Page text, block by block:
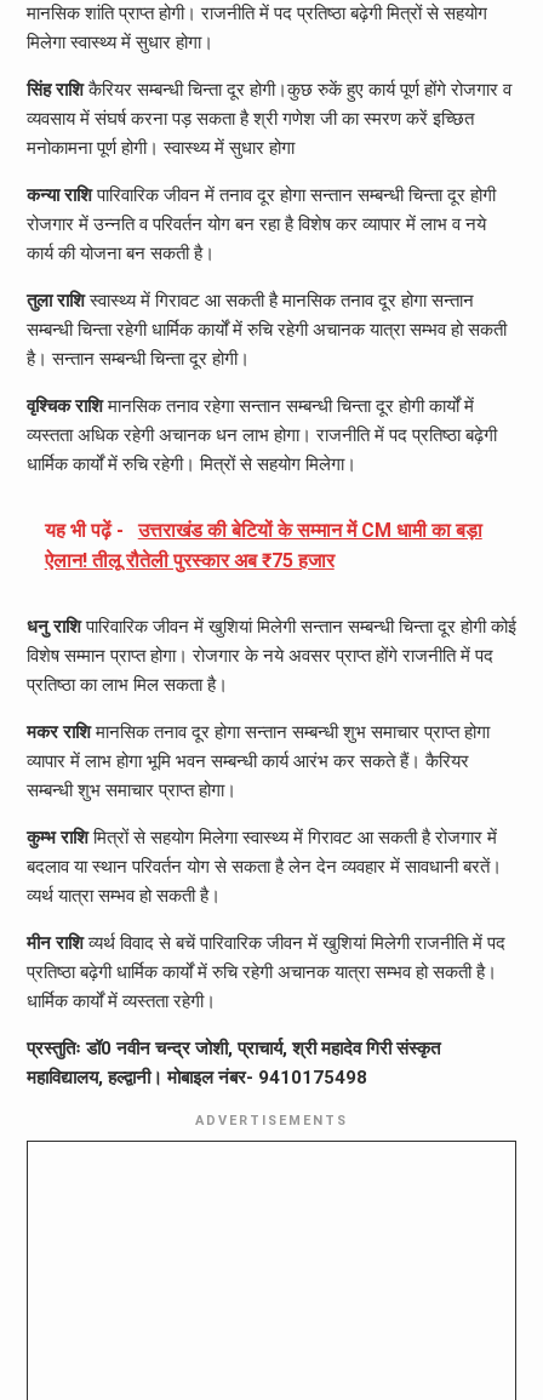
मानसिक शांति प्राप्त होगी। राजनीति में पद प्रतिष्ठा बढ़ेगी मित्रों से सहयोग
मिलेगा स्वास्थ्य में सुधार होगा।
सिंह राशिकैरियर सम्बन्धी चिन्ता दूर होगी।कुछ रुकें हुए कार्य पूर्ण होंगे रोजगार व
व्यवसाय में संघर्ष करना पड़ सकता है श्री गणेश जी का स्मरण करें इच्छित
मनोकामना पूर्ण होगी। स्वास्थ्य में सुधार होगा
कन्या राशिपारिवारिक जीवन में तनाव दूर होगा सन्तान सम्बन्धी चिन्ता दूर होगी
रोजगार में उन्नति व परिवर्तन योग बन रहा है विशेष कर व्यापार में लाभ व नये
कार्य की योजना बन सकती है।
तुला राशिस्वास्थ्य में गिरावट आ सकती है मानसिक तनाव दूर होगा सन्तान
सम्बन्धी चिन्ता रहेगी धार्मिक कार्यों में रुचि रहेगी अचानक यात्रा सम्भव हो सकती
है। सन्तान सम्बन्धी चिन्ता दूर होगी।
वृश्चिक राशिमानसिक तनाव रहेगा सन्तान सम्बन्धी चिन्ता दूर होगी कार्यों में
व्यस्तता अधिक रहेगी अचानक धन लाभ होगा। राजनीति में पद प्रतिष्ठा बढ़ेगी
धार्मिक कार्यों में रुचि रहेगी। मित्रों से सहयोग मिलेगा।
यह भी पढ़ें -
उत्तराखंड की बेटियों के सम्मान में CM धामी का बड़ा
ऐलान! तीलू रौतेली पुरस्कार अब ₹75 हजार
धनु राशिपारिवारिक जीवन में खुशियां मिलेगी सन्तान सम्बन्धी चिन्ता दूर होगी कोई
विशेष सम्मान प्राप्त होगा। रोजगार के नये अवसर प्राप्त होंगे राजनीति में पद
प्रतिष्ठा का लाभ मिल सकता है।
मकर राशिमानसिक तनाव दूर होगा सन्तान सम्बन्धी शुभ समाचार प्राप्त होगा
व्यापार में लाभ होगा भूमि भवन सम्बन्धी कार्य आरंभ कर सकते हैं। कैरियर
सम्बन्धी शुभ समाचार प्राप्त होगा।
कुम्भ राशिमित्रों से सहयोग मिलेगा स्वास्थ्य में गिरावट आ सकती है रोजगार में
बदलाव या स्थान परिवर्तन योग से सकता है लेन देन व्यवहार में सावधानी बरतें।
व्यर्थ यात्रा सम्भव हो सकती है।
मीन राशिव्यर्थ विवाद से बचें पारिवारिक जीवन में खुशियां मिलेगी राजनीति में पद
प्रतिष्ठा बढ़ेगी धार्मिक कार्यों में रुचि रहेगी अचानक यात्रा सम्भव हो सकती है।
धार्मिक कार्यों में व्यस्तता रहेगी।
प्रस्तुतिः डॉ0 नवीन चन्द्र जोशी, प्राचार्य, श्री महादेव गिरी संस्कृत
महाविद्यालय, हल्द्वानी। मोबाइल नंबर- 9410175498
ADVERTISEMENTS